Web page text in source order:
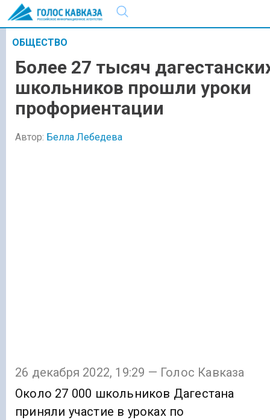
ОБЩЕСТВО
Более 27 тысяч
школьников прошли уроки
профориентации
Автор: Белла Лебедева
26 декабря 2022, 19:29 — Голос Кавказа
Около 27 000 школьников Дагестана
приняли участие в уроках по